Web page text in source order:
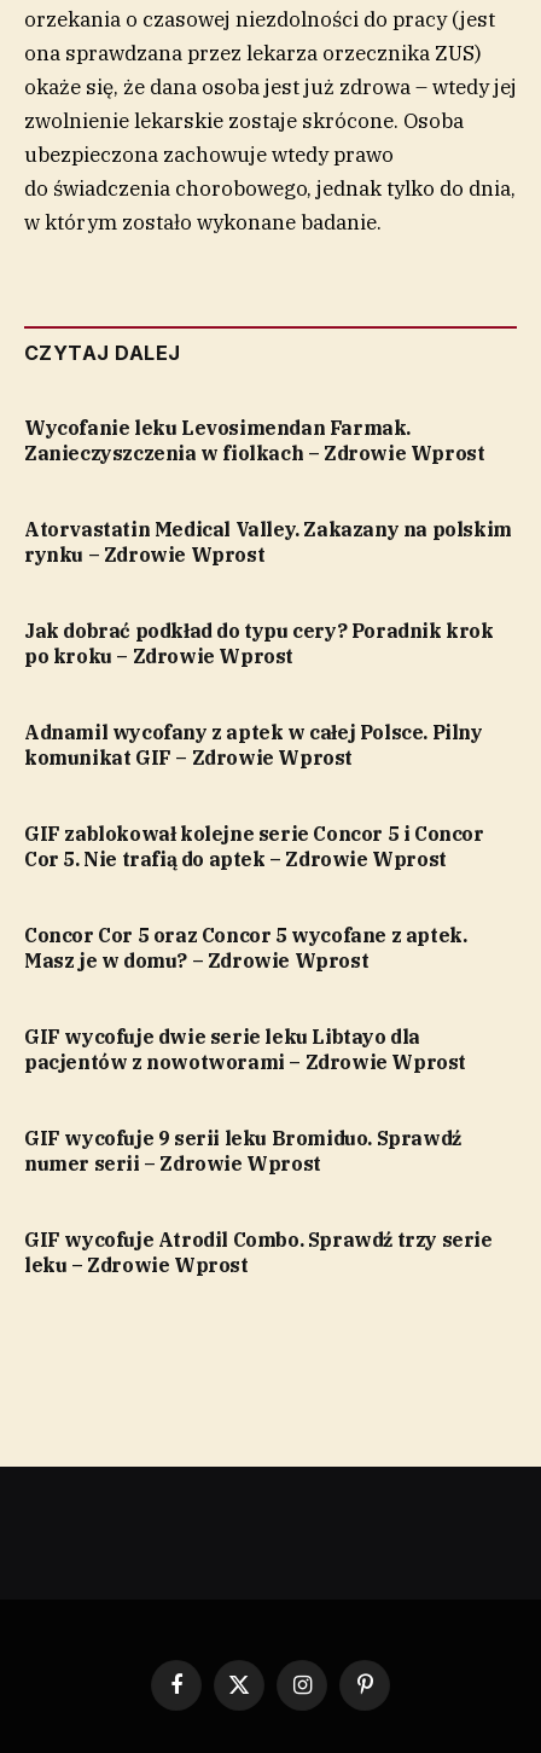
orzekania o czasowej niezdolności do pracy (jest
ona sprawdzana przez lekarza orzecznika ZUS)
okaże się, że dana osoba jest już zdrowa – wtedy jej
zwolnienie lekarskie zostaje skrócone. Osoba
ubezpieczona zachowuje wtedy prawo
do świadczenia chorobowego, jednak tylko do dnia,
w którym zostało wykonane badanie.
CZYTAJ DALEJ
Wycofanie leku Levosimendan Farmak.
Zanieczyszczenia w fiolkach – Zdrowie Wprost
Atorvastatin Medical Valley. Zakazany na polskim
rynku – Zdrowie Wprost
Jak dobrać podkład do typu cery? Poradnik krok
po kroku – Zdrowie Wprost
Adnamil wycofany z aptek w całej Polsce. Pilny
komunikat GIF – Zdrowie Wprost
GIF zablokował kolejne serie Concor 5 i Concor
Cor 5. Nie trafią do aptek – Zdrowie Wprost
Concor Cor 5 oraz Concor 5 wycofane z aptek.
Masz je w domu? – Zdrowie Wprost
GIF wycofuje dwie serie leku Libtayo dla
pacjentów z nowotworami – Zdrowie Wprost
GIF wycofuje 9 serii leku Bromiduo. Sprawdź
numer serii – Zdrowie Wprost
GIF wycofuje Atrodil Combo. Sprawdź trzy serie
leku – Zdrowie Wprost
Facebook
X
InstagramPinterest